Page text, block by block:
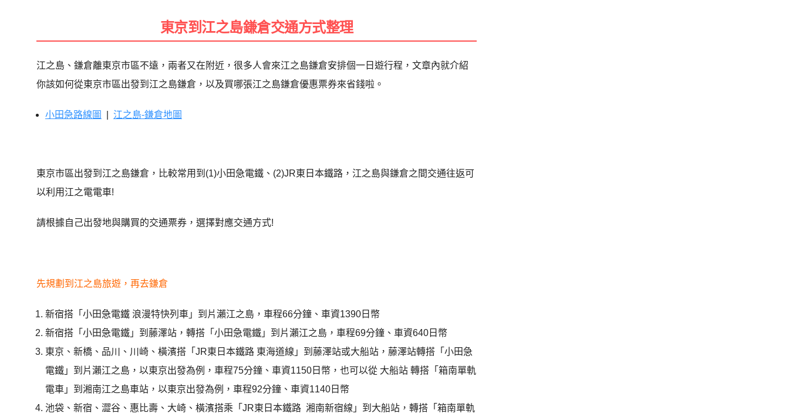
東京到江之島鎌倉交通方式整理
江之島、鎌倉離東京市區不遠，兩者又在附近，很多人會來江之島鎌倉安排個一日遊行程，文章內就介紹
你該如何從東京市區出發到江之島鎌倉，以及買哪張江之島鎌倉優惠票券來省錢啦。
小田急路線圖 江之島-鎌倉地圖
東京市區出發到江之島鎌倉，比較常用到(1)小田急電鐵 、(2)JR東日本鐵路，江之島與鎌倉之間交通往返可
以利用江之電電車!
請根據自己出發地與購買的交通票券，選擇對應交通方式!
先規劃到江之島旅遊 ，再去鎌倉
新宿搭「小田急電鐵 浪漫特快列車」到片瀨江之島 ，車程66分鐘 、 車資1390日幣
新宿搭「小田急電鐵」到藤澤站，轉搭「小田急電鐵」到片瀨江之島 ，車程69分鐘 、 車資640日幣
東京 、 新橋 、 品川 、 川崎 、 橫濱搭 「JR東日本鐵路 東海道線 」 到藤澤站或大船站 ，藤澤站轉搭「小田急
電鐵」到片瀨江之島，以東京出發為例，車程75分鐘 、 車資1150日幣，也可以從 大船站 轉搭「 箱南單軌
電車」到湘南江之島車站，以東京出發為例，車程92分鐘、車資1140日幣
池袋、新宿、澀谷、惠比壽、大崎、橫濱搭乘「 JR東日本鐵路 湘南新宿線 」到大船站，轉搭「箱南單軌